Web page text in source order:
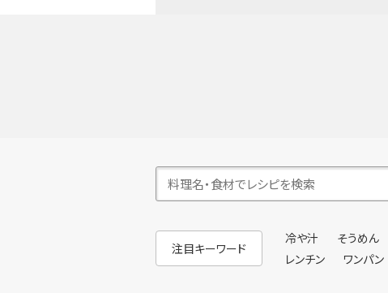
注目キーワード
冷や汁 そうめん
レンチン
ワンパン